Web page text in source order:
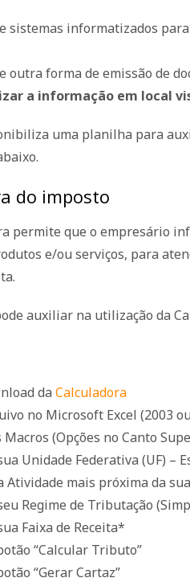
sistemas informatizados
outra forma de emissão de
a informação em local
uma planilha para
do imposto
permite que o empresário
e/ou serviços, para
auxiliar na utilização da
daCalculadora
no Microsoft Excel (2003
(Opções no Canto
Unidade Federativa (UF) –
Atividade mais próxima da sua
Regime de Tributação
Faixa de Receita*
“Calcular Tributo”
“Gerar Cartaz”